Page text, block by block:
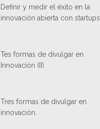
Definir y medir el éxito en la
innovación abierta con startups
Tes formas de divulgar en
Innovación (II)
Tres formas de divulgar en
innovación.